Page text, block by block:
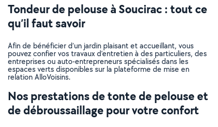
Tondeur de pelouse à Soucirac : tout ce
qu’il faut savoir
Afin de bénéficier d’un jardin plaisant et accueillant, vous
pouvez confier vos travaux d’entretien à des particuliers, des
entreprises ou auto-entrepreneurs spécialisés dans les
espaces verts disponibles sur la plateforme de mise en
relation AlloVoisins.
Nos prestations de tonte de pelouse et
de débroussaillage pour votre confort